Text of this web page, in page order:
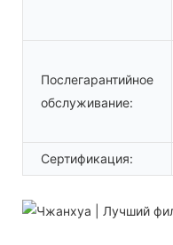
Послегарантийное
обслуживание:
Сертификация: